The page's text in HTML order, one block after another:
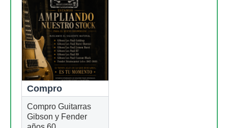
Compro
Compro Guitarras
Gibson y Fender